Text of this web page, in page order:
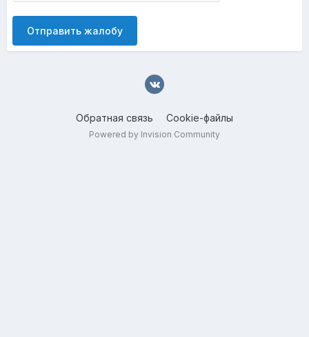
Отправить жалобу
Обратная связь Cookie-файлы
Powered by Invision Community